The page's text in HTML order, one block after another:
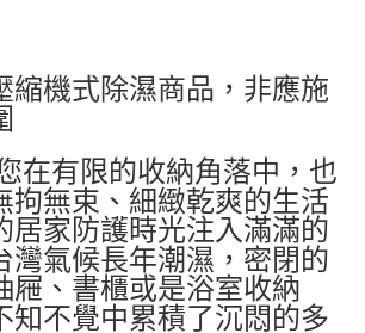
機式除濕商品，非應施
在有限的收納角落中，也
拘無束、細緻乾爽的生活
居家防護時光注入滿滿的
灣氣候長年潮濕，密閉的
屜、書櫃或是浴室收納
知不覺中累積了沉悶的多